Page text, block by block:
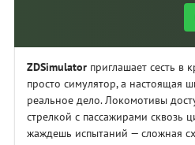
ZDSimulatorприглашает сесть в
просто симулятор, а настоящая
реальное дело. Локомотивы
стрелкой с пассажирами сквозь
жаждешь испытаний — сложная